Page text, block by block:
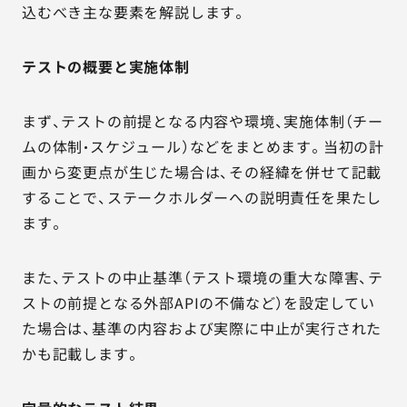
込むべき主な要素を解説します。
テストの概要と実施体制
まず、テストの前提となる内容や環境、実施体制（チー
ムの体制・スケジュール）などをまとめます。当初の計
画から変更点が生じた場合は、その経緯を併せて記載
することで、ステークホルダーへの説明責任を果たし
ます。
また、テストの中止基準（テスト環境の重大な障害、テ
ストの前提となる外部APIの不備など）を設定してい
た場合は、基準の内容および実際に中止が実行された
かも記載します。